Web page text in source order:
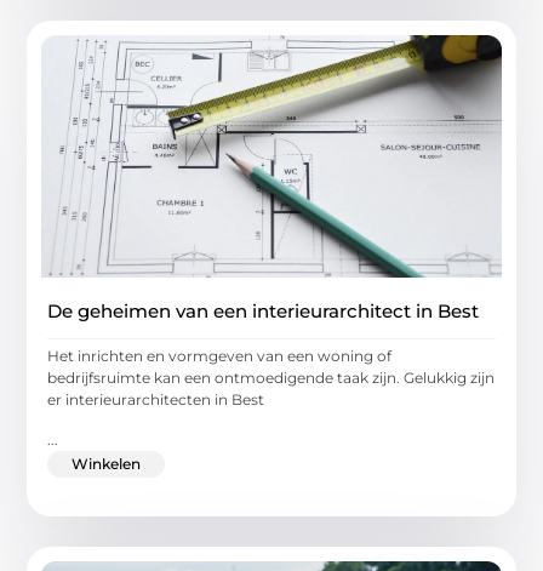
De geheimen van een interieurarchitect in Best
Het inrichten en vormgeven van een woning of
bedrijfsruimte kan een ontmoedigende taak zijn. Gelukkig zijn
er interieurarchitecten in Best
Winkelen